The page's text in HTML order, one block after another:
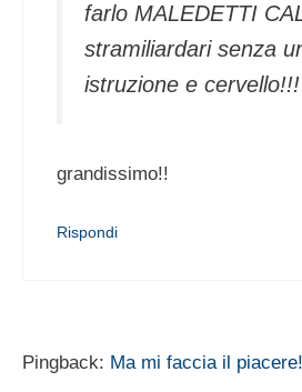
farlo MALEDETTI
stramiliardari senza
istruzione e cervello!!!
grandissimo!!
Rispondi
Pingback: Ma mi faccia il